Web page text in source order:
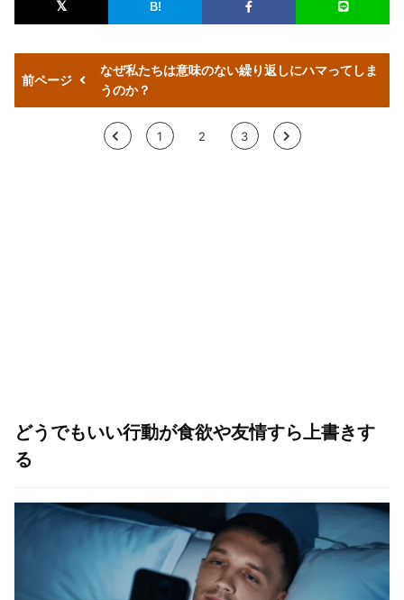
前ページ
なぜ私たちは意味のない繰り返しにハマってしま
うのか？
< 1 2 3 >
どうでもいい行動が食欲や友情すら上書きす
る